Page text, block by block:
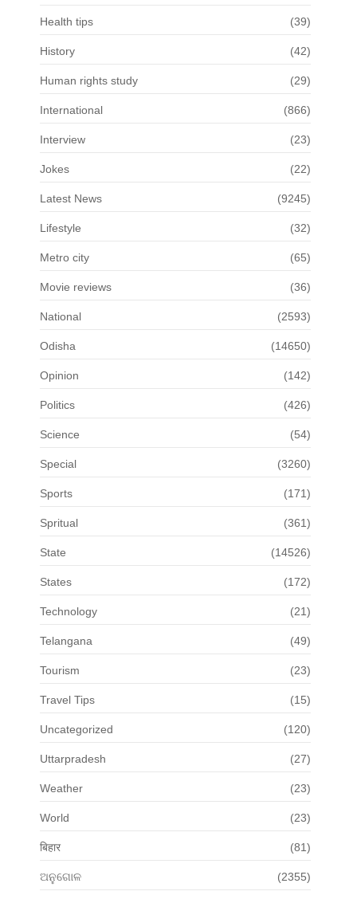
Health tips (39)
History (42)
Human rights study (29)
International (866)
Interview (23)
Jokes (22)
Latest News (9245)
Lifestyle (32)
Metro city (65)
Movie reviews (36)
National (2593)
Odisha (14650)
Opinion (142)
Politics (426)
Science (54)
Special (3260)
Sports (171)
Spritual (361)
State (14526)
States (172)
Technology (21)
Telangana (49)
Tourism (23)
Travel Tips (15)
Uncategorized (120)
Uttarpradesh (27)
Weather (23)
World (23)
बिहार (81)
ଅନୁଗୋଳ (2355)